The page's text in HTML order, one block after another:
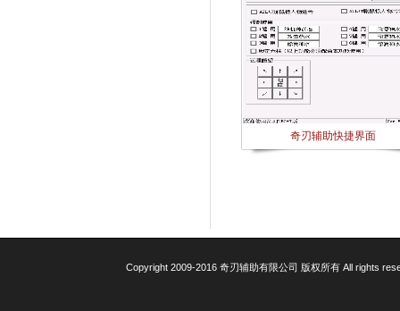
奇刃辅助快捷界面
Copyright 2009-2016 奇刃辅助有限公司 版权所有 All rights